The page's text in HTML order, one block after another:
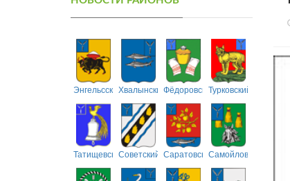
ЭнгельсскийХвалынскийФёдоровскийТурковский
ТатищевскийСоветский СаратовскийСамойловский